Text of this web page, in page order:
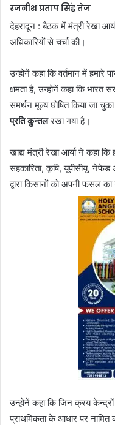
रजनीश प्रताप सिंह तेज
देहरादून : बैठक में मंत्री रेखा
अधिकारियों से चर्चा की।
उन्होनें कहा कि वर्तमान में
क्षमता है, उन्होनें कहा कि भारत
समर्थन मूल्य घोषित किया जा
प्रति कुन्तलरखा गया है।
खाद्य मंत्री रेखा आर्या ने कहा
सहकारिता, कृषि, यूपीसीयू,
द्वारा किसानों को अपनी फसल
उन्होनें कहा कि जिन क्रय
प्राथमिकता के आधार पर